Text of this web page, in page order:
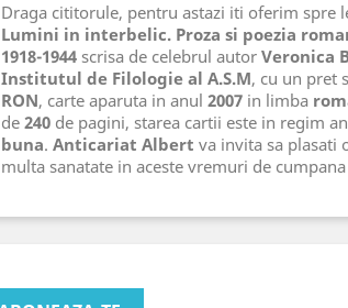
Draga cititorule, pentru astazi iti oferim spre
Lumini in interbelic. Proza si poezia
1918-1944 scrisa de celebrul autor Veronica
Institutul de Filologie al A.S.M, cu un pret
RON, carte aparuta in anul 2007 in limba
de 240 de pagini, starea cartii este in regim
buna. Anticariat Albert va invita sa plasati
multa sanatate in aceste vremuri de cumpana